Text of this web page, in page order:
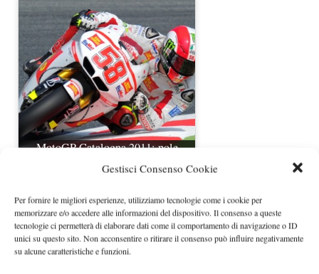
Gestisci Consenso Cookie
Per fornire le migliori esperienze, utilizziamo tecnologie come i cookie per
memorizzare e/o accedere alle informazioni del dispositivo. Il consenso a queste
tecnologie ci permetterà di elaborare dati come il comportamento di navigazione o ID
unici su questo sito. Non acconsentire o ritirare il consenso può influire negativamente
su alcune caratteristiche e funzioni.
MotoGP Catalogna 2011: pole